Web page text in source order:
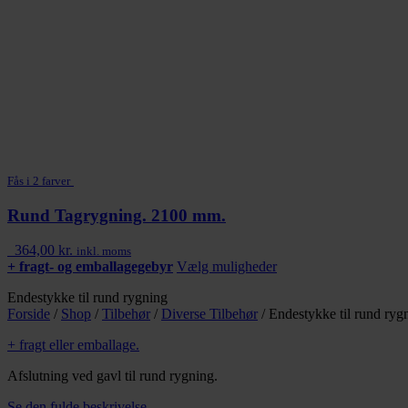
Fås i 2 farver
Rund Tagrygning. 2100 mm.
364,00 kr. inkl. moms
+ fragt- og emballagegebyr Vælg mulighederDette
flere
Endestykke til rund rygning
Forside / Shop / Tilbehør / Diverse Tilbehør / Endestykke til rund
+ fragt eller emballage.
Afslutning ved gavl til rund rygning.